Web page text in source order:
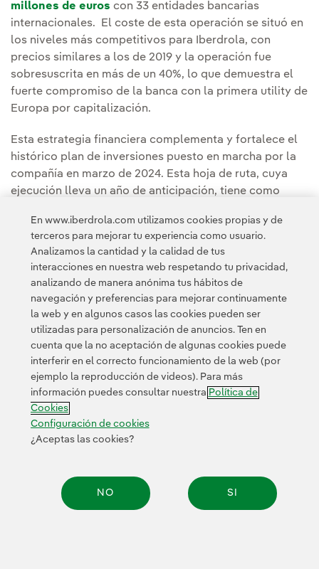
millones de euros con 33 entidades bancarias
internacionales. El coste de esta operación se situó en
los niveles más competitivos para Iberdrola, con
precios similares a los de 2019 y la operación fue
sobresuscrita en más de un 40%, lo que demuestra el
fuerte compromiso de la banca con la primera utility de
Europa por capitalización.
Esta estrategia financiera complementa y fortalece el
histórico plan de inversiones puesto en marcha por la
compañía en marzo de 2024. Esta hoja de ruta, cuya
ejecución lleva un año de anticipación, tiene como
un fuerte impulso a las redes eléctricas y las
renovables.
Contacta Política de Privacidad Información legal
Transparencia en el uso de la IA Política de cookies
Configuración de cookies Accesibilidad Canal de denuncias
© 2026 Iberdrola, S.A. Reservados todos los derechos.
En www.iberdrola.com utilizamos cookies propias y de
terceros para mejorar tu experiencia como usuario.
Analizamos la cantidad y la calidad de tus
interacciones en nuestra web respetando tu privacidad,
analizando de manera anónima tus hábitos de
navegación y preferencias para mejorar continuamente
la web y en algunos casos las cookies pueden ser
utilizadas para personalización de anuncios. Ten en
cuenta que la no aceptación de algunas cookies puede
interferir en el correcto funcionamiento de la web (por
ejemplo la reproducción de videos). Para más
información puedes consultar nuestra Política de
Cookies
Configuración de cookies
¿Aceptas las cookies?
NO SI